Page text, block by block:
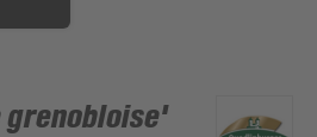
grenobloise'